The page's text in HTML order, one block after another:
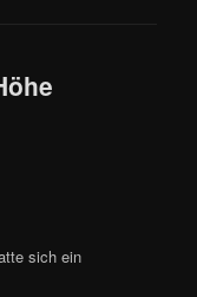
sich ein